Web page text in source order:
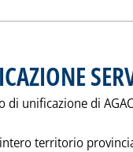
di unificazione di
territorio